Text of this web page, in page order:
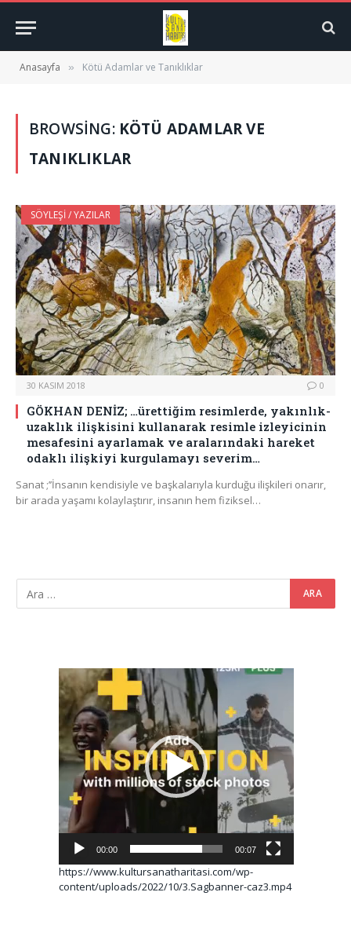
Anasayfa » Kötü Adamlar ve Tanıklıklar
BROWSING: KÖTÜ ADAMLAR VE
TANIKLIKLAR
SÖYLEŞI / YAZILAR
30 KASIM 2018 0
GÖKHAN DENİZ; …ürettiğim resimlerde, yakınlık-
uzaklık ilişkisini kullanarak resimle izleyicinin
mesafesini ayarlamak ve aralarındaki hareket
odaklı ilişkiyi kurgulamayı severim…
Sanat ;’’İnsanın kendisiyle ve başkalarıyla kurduğu ilişkileri onarır,
bir arada yaşamı kolaylaştırır, insanın hem fiziksel…
Video
oynatıcı
00:00 00:07
https://www.kultursanatharitasi.com/wp-
content/uploads/2022/10/3.Sagbanner-caz3.mp4